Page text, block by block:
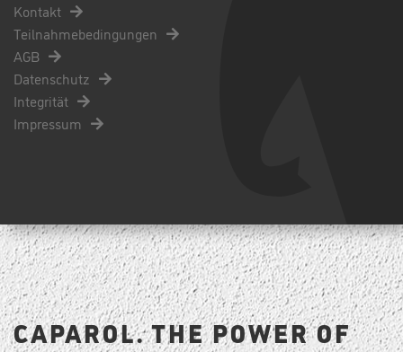
Kontakt
Teilnahmebedingungen
AGB
Datenschutz
Integrität
Impressum
CAPAROL. THE POWER OF